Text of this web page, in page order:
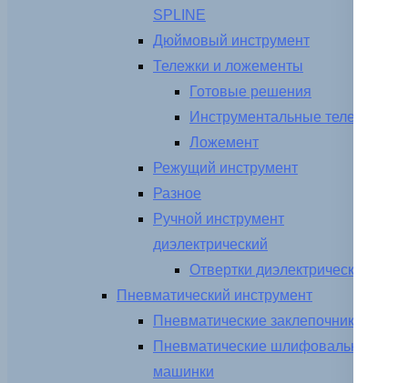
SPLINE
Дюймовый инструмент
Тележки и ложементы
Готовые решения
Инструментальные тележки
Ложемент
Режущий инструмент
Разное
Ручной инструмент
диэлектрический
Отвертки диэлектрические
Пневматический инструмент
Пневматические заклепочники
Пневматические шлифовальные
машинки